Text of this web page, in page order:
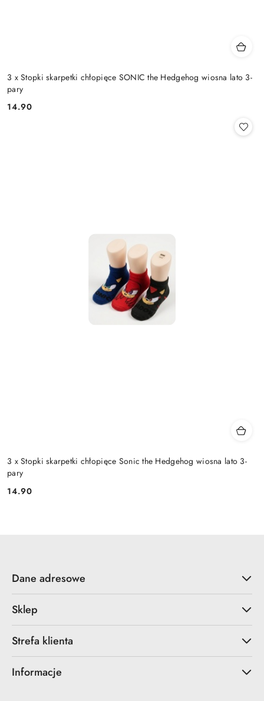
3 x Stopki skarpetki chłopięce SONIC the Hedgehog wiosna lato 3-
pary
Cena:
14.90
3 x Stopki skarpetki chłopięce Sonic the Hedgehog wiosna lato 3-
pary
Cena:
14.90
Dane adresowe
Sklep
Strefa klienta
Informacje